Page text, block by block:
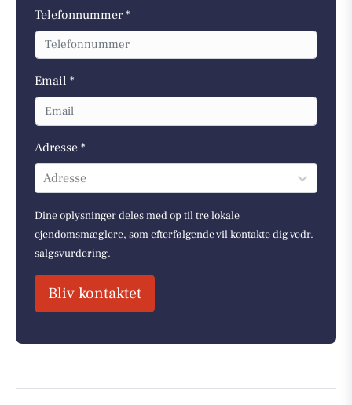
Telefonnummer *
Email *
Adresse *
Adresse
Dine oplysninger deles med op til tre lokale
ejendomsmæglere, som efterfølgende vil kontakte dig vedr.
salgsvurdering.
Bliv kontaktet